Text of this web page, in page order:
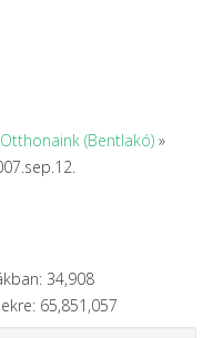
Otthonaink (Bentlakó) »
34,908
65,851,057